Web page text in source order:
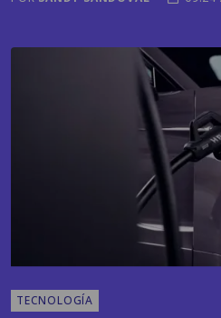
avanzado en carros